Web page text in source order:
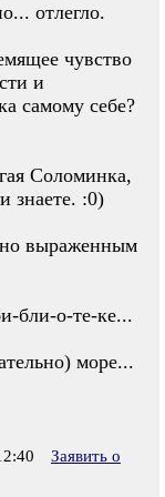
отлегло.
чувство
и
самому себе?
Соломинка,
знаете. :0)
выраженным
бли-о-те-ке...
море...
Заявить о